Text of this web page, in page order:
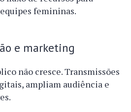
femininas.
e marketing
não cresce. Transmissões
ampliam audiência e